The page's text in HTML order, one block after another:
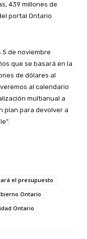
439 millones de
portal Ontario
5 de noviembre
que se basará en la
de dólares al
al calendario
multianual a
plan para devolver a
el presupuesto
Ontario
Ontario